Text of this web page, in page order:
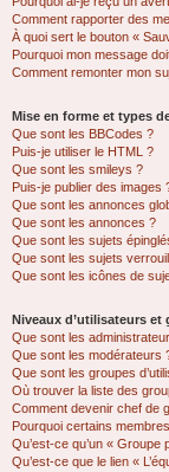
Comment rapporter des
À quoi sert le bouton «
Pourquoi mon message
Comment remonter mon
Mise en forme et types
Que sont les BBCodes ?
Puis-je utiliser le HTML ?
Que sont les smileys ?
Puis-je publier des images
Que sont les annonces
Que sont les annonces ?
Que sont les sujets
Que sont les sujets
Que sont les icônes de
Niveaux d’utilisateurs et
Que sont les
Que sont les modérateurs
Que sont les groupes
Où trouver la liste des
Comment devenir chef de
Pourquoi certains
Qu’est-ce qu’un « Groupe
Qu’est-ce que le lien «